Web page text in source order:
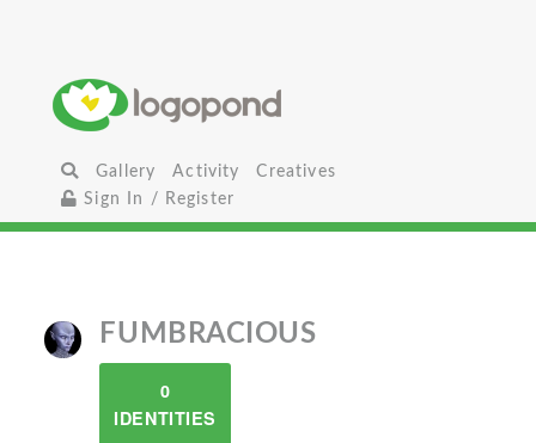
Gallery Activity
Creatives
Sign In / Register
FUMBRACIOUS
0
IDENTITIES